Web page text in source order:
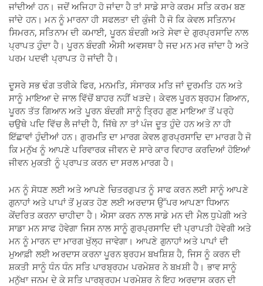
ਜਾਂਦੀਆਂ ਹਨ। ਜਦੋਂ ਅਜਿਹਾ ਹੋ ਜਾਂਦਾ ਹੈ ਤਾਂ ਸਾਡੇ ਸਾਰੇ ਕਰਮ ਸਤਿ ਕਰਮ ਬਣ
ਜਾਂਦੇ ਹਨ। ਮਨ ਨੂੰ ਮਾਰਨਾ ਹੀ ਸਫਲਤਾ ਦੀ ਕੁੰਜੀ ਹੈ ਜੋ ਕਿ ਕੇਵਲ ਸਤਿਨਾਮ
ਸਿਮਰਨ, ਸਤਿਨਾਮ ਦੀ ਕਮਾਈ, ਪੂਰਨ ਬੰਦਗੀ ਅਤੇ ਸੇਵਾ ਦੇ ਗੁਰਪ੍ਰਸਾਦਿ ਨਾਲ
ਪ੍ਰਾਪਤ ਹੁੰਦਾ ਹੈ। ਪੂਰਨ ਬੰਦਗੀ ਐਸੀ ਅਵਸਥਾ ਹੈ ਜਦ ਮਨ ਮਰ ਜਾਂਦਾ ਹੈ ਅਤੇ
ਪਰਮ ਪਦਵੀ ਪ੍ਰਾਪਤ ਹੋ ਜਾਂਦੀ ਹੈ।
ਦੂਸਰੇ ਸਭ ਢੰਗ ਤਰੀਕੇ ਫਿਰ, ਮਨਮਤਿ, ਸੰਸਾਰਕ ਮਤਿ ਜਾਂ ਦੁਰਮਤਿ ਹਨ ਅਤੇ
ਸਾਨੂੰ ਮਾਇਆ ਦੇ ਜਾਲ ਵਿੱਚੋਂ ਬਾਹਰ ਨਹੀਂ ਖੜਦੇ। ਕੇਵਲ ਪੂਰਨ ਬ੍ਰਹਮ ਗਿਆਨ,
ਪੂਰਨ ਤੱਤ ਗਿਆਨ ਅਤੇ ਪੂਰਨ ਬੰਦਗੀ ਸਾਨੂੰ ਤ੍ਰਿਹ ਗੁਣ ਮਾਇਆ ਤੋਂ ਪਰ੍ਹੇ
ਚਉਥੇ ਪਦਿ ਵਿੱਚ ਲੈ ਜਾਂਦੀ ਹੈ, ਜਿੱਥੇ ਨਾ ਤਾਂ ਪੰਜ ਦੂਤ ਹੁੰਦੇ ਹਨ ਅਤੇ ਨਾ ਹੀ
ਇੱਛਾਵਾਂ ਹੁੰਦੀਆਂ ਹਨ। ਗੁਰਮਤਿ ਦਾ ਮਾਰਗ ਕੇਵਲ ਗੁਰਪ੍ਰਸਾਦਿ ਦਾ ਮਾਰਗ ਹੈ ਜੋ
ਕਿ ਮਨੁੱਖ ਨੂੰ ਆਪਣੇ ਪਰਿਵਾਰਕ ਜੀਵਨ ਦੇ ਸਾਰੇ ਕਾਰ ਵਿਹਾਰ ਕਰਦਿਆਂ ਹੋਇਆਂ
ਜੀਵਨ ਮੁਕਤੀ ਨੂੰ ਪ੍ਰਾਪਤ ਕਰਨ ਦਾ ਸਰਲ ਮਾਰਗ ਹੈ।
ਮਨ ਨੂੰ ਸੋਧਣ ਲਈ ਅਤੇ ਆਪਣੇ ਚਿਤਰਗੁਪਤ ਨੂੰ ਸਾਫ ਕਰਨ ਲਈ ਸਾਨੂੰ ਆਪਣੇ
ਗੁਨਾਹਾਂ ਅਤੇ ਪਾਪਾਂ ਤੋਂ ਮੁਕਤ ਹੋਣ ਲਈ ਅਰਦਾਸ ਉੱਪਰ ਆਪਣਾ ਧਿਆਨ
ਕੇਂਦਰਿਤ ਕਰਨਾ ਚਾਹੀਦਾ ਹੈ। ਐਸਾ ਕਰਨ ਨਾਲ ਸਾਡੇ ਮਨ ਦੀ ਮੈਲ ਧੁਪੇਗੀ ਅਤੇ
ਸਾਡਾ ਮਨ ਸਾਫ ਹੋਵੇਗਾ ਜਿਸ ਨਾਲ ਸਾਨੂੰ ਗੁਰਪ੍ਰਸਾਦਿ ਦੀ ਪ੍ਰਾਪਤੀ ਹੋਵੇਗੀ ਅਤੇ
ਮਨ ਨੂੰ ਮਾਰਨ ਦਾ ਮਾਰਗ ਖੁੱਲ੍ਹ ਜਾਵੇਗਾ। ਆਪਣੇ ਗੁਨਾਹਾਂ ਅਤੇ ਪਾਪਾਂ ਦੀ
ਮੁਆਫ਼ੀ ਲਈ ਅਰਦਾਸ ਕਰਨਾ ਪੂਰਨ ਬ੍ਰਹਮ ਬਖਸ਼ਿਸ਼ ਹੈ, ਜਿਸ ਨੂੰ ਕਰਨ ਦੀ
ਸ਼ਕਤੀ ਸਾਨੂੰ ਧੰਨ ਧੰਨ ਸਤਿ ਪਾਰਬ੍ਰਹਮ ਪਰਮੇਸ਼ਰ ਨੇ ਬਖ਼ਸ਼ੀ ਹੈ। ਭਾਵ ਸਾਨੂੰ
ਮਨੁੱਖਾ ਜਨਮ ਦੇ ਕੇ ਸਤਿ ਪਾਰਬ੍ਰਹਮ ਪਰਮੇਸ਼ਰ ਨੇ ਇਹ ਅਰਦਾਸ ਕਰਨ ਦੀ